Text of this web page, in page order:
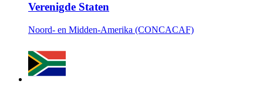
Verenigde Staten
Noord- en Midden-Amerika (CONCACAF)